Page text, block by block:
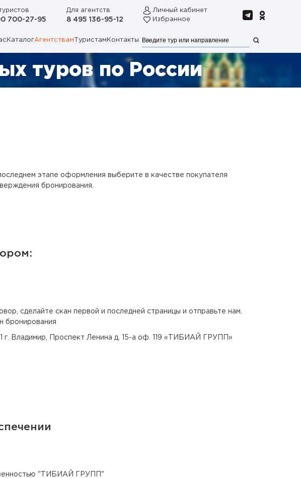
700-27-95
Для агентств
8 495 136-95-12
Личный кабинет
Избранное
КаталогАгентствам Туристам Контакты
туров по России
этапе оформления выберите в качестве покупателя
бронирования.
сделайте скан первой и последней страницы и отправьте нам.
бронирования
г. Владимир, Проспект Ленина д. 15-а оф. 119 «ТИБИАЙ ГРУПП»
"ТИБИАЙ ГРУПП"